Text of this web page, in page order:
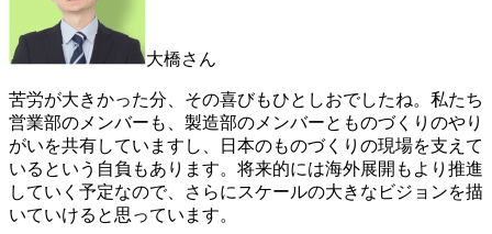
大橋さん
苦労が大きかった分、その喜びもひとしおでしたね。私たち
営業部のメンバーも、製造部のメンバーとものづくりのやり
がいを共有していますし、日本のものづくりの現場を支えて
いるという自負もあります。将来的には海外展開もより推進
していく予定なので、さらにスケールの大きなビジョンを描
いていけると思っています。